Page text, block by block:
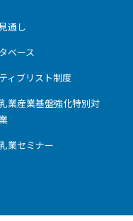
通し
ベース
ィブリスト制度
業産業基盤強化特別対
業セミナー